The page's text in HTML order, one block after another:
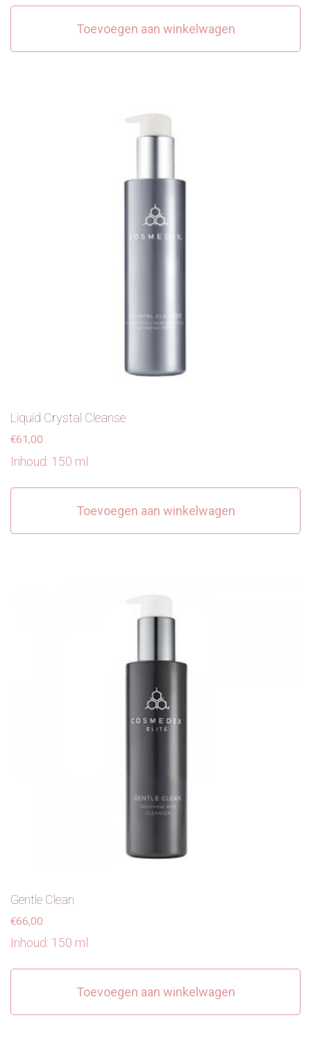
Toevoegen aan winkelwagen
Liquid Crystal Cleanse
€61,00
Inhoud: 150 ml
Toevoegen aan winkelwagen
Gentle Clean
€66,00
Inhoud: 150 ml
Toevoegen aan winkelwagen